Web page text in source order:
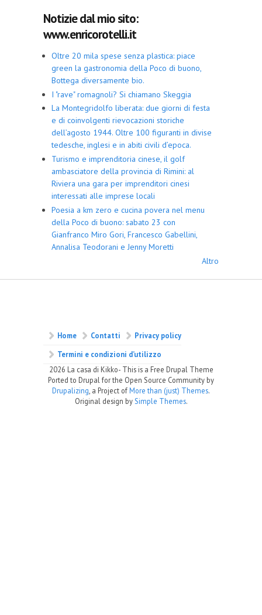
Notizie dal mio sito:
www.enricorotelli.it
Oltre 20 mila spese senza plastica: piace
green la gastronomia della Poco di buono,
Bottega diversamente bio.
I "rave" romagnoli? Si chiamano Skeggia
La Montegridolfo liberata: due giorni di festa
e di coinvolgenti rievocazioni storiche
dell’agosto 1944. Oltre 100 figuranti in divise
tedesche, inglesi e in abiti civili d’epoca.
Turismo e imprenditoria cinese, il golf
ambasciatore della provincia di Rimini: al
Riviera una gara per imprenditori cinesi
interessati alle imprese locali
Poesia a km zero e cucina povera nel menu
della Poco di buono: sabato 23 con
Gianfranco Miro Gori, Francesco Gabellini,
Annalisa Teodorani e Jenny Moretti
Altro
Home Contatti
Privacy policy
Termini e condizioni d’utilizzo
2026 La casa di Kikko- This is a Free Drupal Theme
Ported to Drupal for the Open Source Community by
Drupalizing, a Project ofMore than (just) Themes.
Original design bySimple Themes.